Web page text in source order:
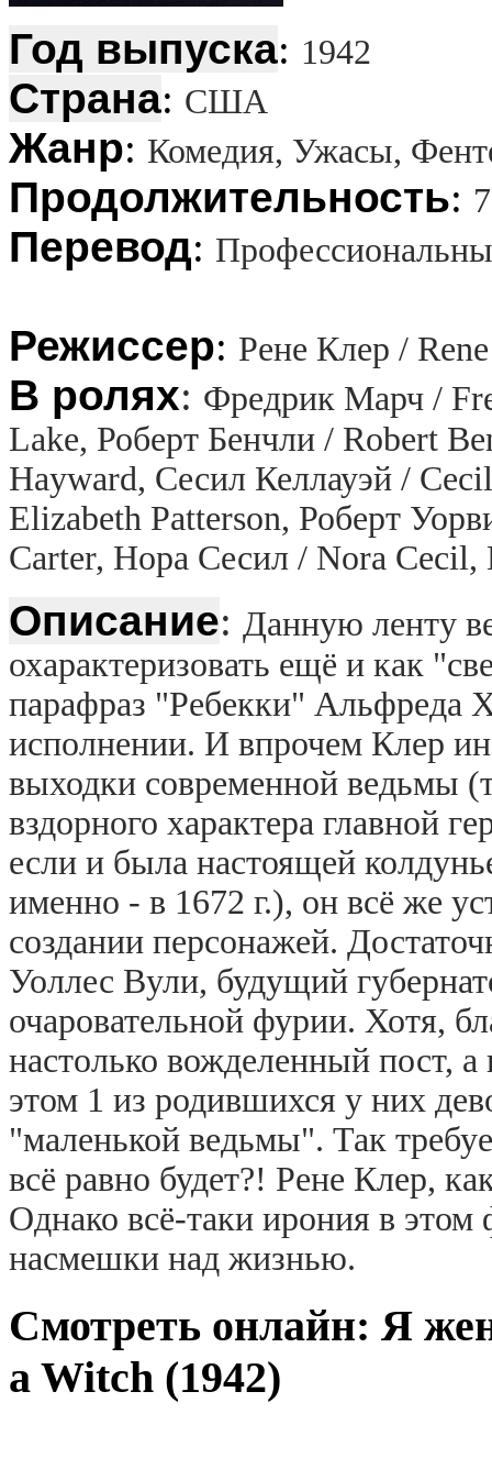
Год выпуска: 1942
Страна: США
Жанр: Комедия, Ужасы,
Продолжительность:
Перевод:
Режиссер: Рене Клер /
В ролях: Фредрик Марч /
Lake, Роберт Бенчли / Robert
Hayward, Сесил Келлауэй /
Elizabeth Patterson, Роберт
Carter, Нора Сесил / Nora
Описание: Данную ленту
охарактеризовать ещё и как
парафраз "Ребекки" Альфреда
исполнении. И впрочем Клер
выходки современной ведьмы
вздорного характера главной
если и была настоящей
именно - в 1672 г.), он всё же
создании персонажей.
Уоллес Вули, будущий
очаровательной фурии. Хотя,
настолько вожделенный пост,
этом 1 из родившихся у них
"маленькой ведьмы". Так
всё равно будет?! Рене Клер,
Однако всё-таки ирония в этом
насмешки над жизнью.
Смотреть онлайн: Я
a Witch (1942)